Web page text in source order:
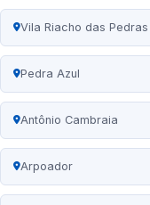
Vila Riacho das Pedras
Pedra Azul
Antônio Cambraia
Arpoador